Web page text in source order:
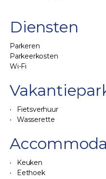
Diensten
Parkeren
Parkeerkosten
Wi-Fi
Fietsverhuur
Wasserette
Keuken
Eethoek